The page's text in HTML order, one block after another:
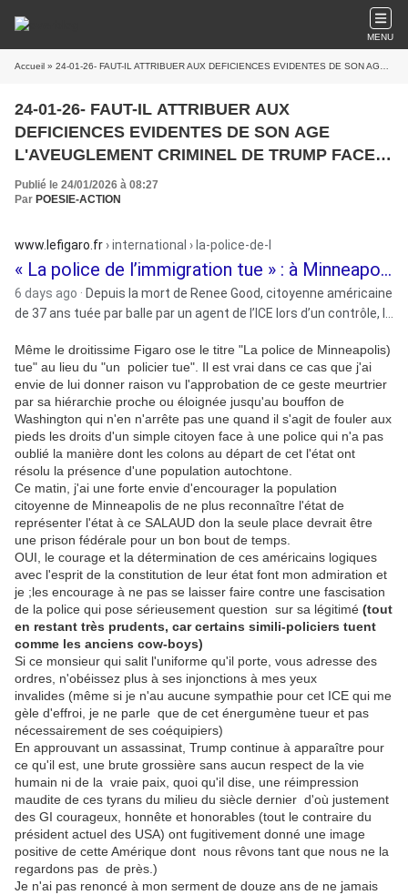
MENU
Accueil » 24-01-26- FAUT-IL ATTRIBUER AUX DEFICIENCES EVIDENTES DE SON AGE L'AVEUGLEMENT CRIMINEL DE TRUMP FACE A L'ASSASSINAT PAR IN POLICIER INDIGNE DE L'EMIGRATION D'UNE CITOYENNE QUI NE LE MENACAIT NULLEMENT.
24-01-26- FAUT-IL ATTRIBUER AUX
DEFICIENCES EVIDENTES DE SON AGE
L'AVEUGLEMENT CRIMINEL DE TRUMP FACE A
L'ASSASSINAT PAR IN POLICIER INDIGNE DE
L'EMIGRATION D'UNE CITOYENNE QUI NE LE
Publié le 24/01/2026 à 08:27
Par POESIE-ACTION
www.lefigaro.fr › international › la-police-de-l
« La police de l’immigration tue » : à Minneapolis, la ...
6 days ago · Depuis la mort de Renee Good, citoyenne américaine
de 37 ans tuée par balle par un agent de l’ICE lors d’un contrôle, la
Même le droitissime Figaro ose le titre "La police de Minneapolis)
tue" au lieu du "un policier tue". Il est vrai dans ce cas que j'ai
envie de lui donner raison vu l'approbation de ce geste meurtrier
par sa hiérarchie proche ou éloignée jusqu'au bouffon de
Washington qui n'en n'arrête pas une quand il s'agit de fouler aux
pieds les droits d'un simple citoyen face à une police qui n'a pas
oublié la manière dont les colons au départ de cet l'état ont
résolu la présence d'une population autochtone.
Ce matin, j'ai une forte envie d'encourager la population
citoyenne de Minneapolis de ne plus reconnaître l'état de
représenter l'état à ce SALAUD don la seule place devrait être
une prison fédérale pour un bon bout de temps.
OUI, le courage et la détermination de ces américains logiques
avec l'esprit de la constitution de leur état font mon admiration et
je ;les encourage à ne pas se laisser faire contre une fascisation
de la police qui pose sérieusement question sur sa légitimé (tout
en restant très prudents, car certains simili-policiers tuent
comme les anciens cow-boys)
Si ce monsieur qui salit l'uniforme qu'il porte, vous adresse des
ordres, n'obéissez plus à ses injonctions à mes yeux
invalides (même si je n'au aucune sympathie pour cet ICE qui me
gèle d'effroi, je ne parle que de cet énergumène tueur et pas
nécessairement de ses coéquipiers)
En approuvant un assassinat, Trump continue à apparaître pour
ce qu'il est, une brute grossière sans aucun respect de la vie
humain ni de la vraie paix, quoi qu'il dise, une réimpression
maudite de ces tyrans du milieu du siècle dernier d'où justement
des GI courageux, honnête et honorables (tout le contraire du
président actuel des USA) ont fugitivement donné une image
positive de cette Amérique dont nous rêvons tant que nous ne la
regardons pas de près.)
Je n'ai pas renoncé à mon serment de douze ans de ne jamais